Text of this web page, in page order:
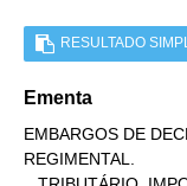
RESULTADO
Ementa
EMBARGOS DE
REGIMENTAL.